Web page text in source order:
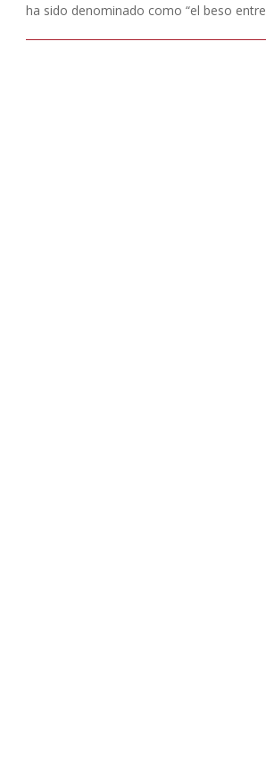
ha sido denominado como “el beso entre